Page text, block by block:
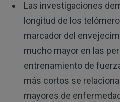
Las investigaciones
longitud de los
marcador del
mucho mayor en las
entrenamiento de
más cortos se
mayores de